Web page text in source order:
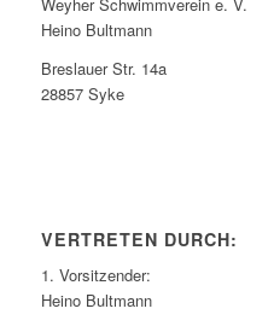
Heino Bultmann
Breslauer Str. 14a
28857 Syke
VERTRETEN DURCH:
1. Vorsitzender:
Heino Bultmann